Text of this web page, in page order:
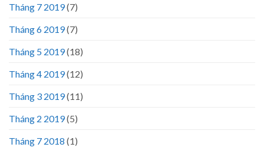
Tháng 7 2019(7)
Tháng 6 2019(7)
Tháng 5 2019(18)
Tháng 4 2019(12)
Tháng 3 2019(11)
Tháng 2 2019(5)
Tháng 7 2018 (1)